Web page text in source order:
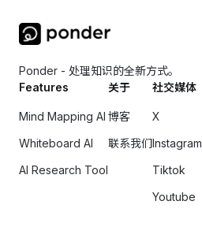
Ponder - 处理知识的全新方式。
Features
Mind Mapping AI
Whiteboard AI
AI Research Tool
关于
博客
联系我们
社交媒体
X
Instagram
Tiktok
Youtube